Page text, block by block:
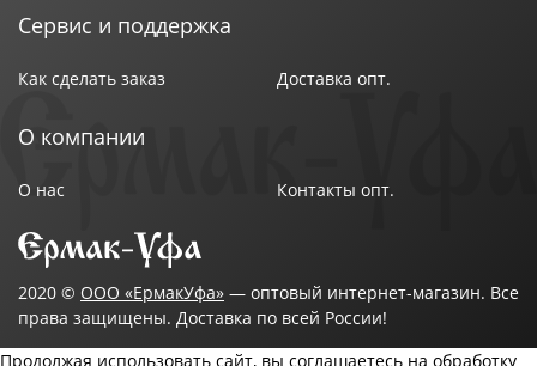
Сервис и поддержка
Как сделать заказ Доставка опт.
О компании
О нас Контакты опт.
2020 © ООО «ЕрмакУфа» — оптовый интернет-магазин. Все
права защищены. Доставка по всей России!
Продолжая использовать сайт, вы соглашаетесь на обработку